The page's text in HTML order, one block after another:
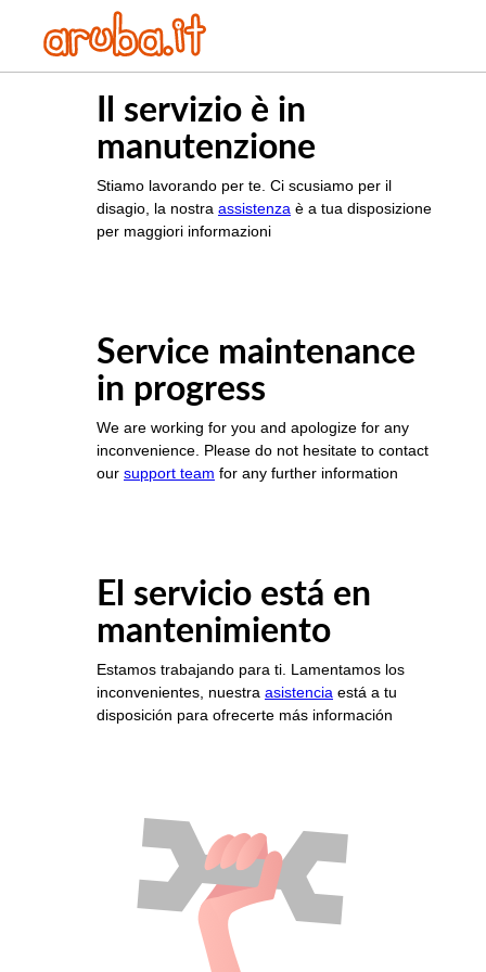
Il servizio è in
manutenzione
Stiamo lavorando per te. Ci scusiamo per il
disagio, la nostra assistenza è a tua disposizione
per maggiori informazioni
Service maintenance
in progress
We are working for you and apologize for any
inconvenience. Please do not hesitate to contact
our support team for any further information
El servicio está en
mantenimiento
Estamos trabajando para ti. Lamentamos los
inconvenientes, nuestra asistencia está a tu
disposición para ofrecerte más información